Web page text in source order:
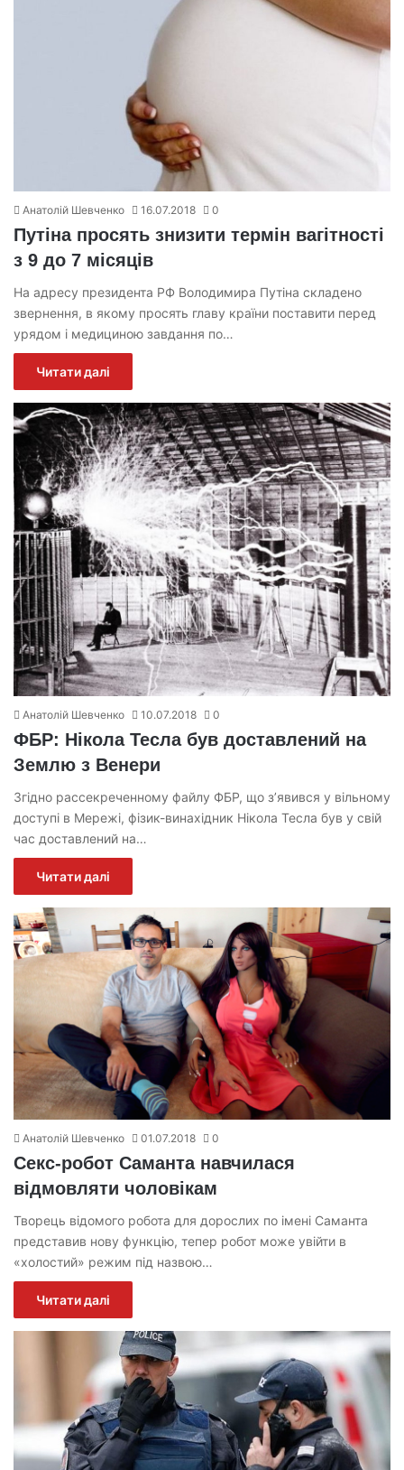
Анатолій Шевченко 16.07.2018 0
Путіна просять знизити термін вагітності
з 9 до 7 місяців
На адресу президента РФ Володимира Путіна складено
звернення, в якому просять главу країни поставити перед
урядом і медициною завдання по…
Читати далі
Анатолій Шевченко 10.07.2018 0
ФБР: Нікола Тесла був доставлений на
Землю з Венери
Згідно рассекреченному файлу ФБР, що з’явився у вільному
доступі в Мережі, фізик-винахідник Нікола Тесла був у свій
час доставлений на…
Читати далі
Анатолій Шевченко 01.07.2018 0
Секс-робот Саманта навчилася
відмовляти чоловікам
Творець відомого робота для дорослих по імені Саманта
представив нову функцію, тепер робот може увійти в
«холостий» режим під назвою…
Читати далі